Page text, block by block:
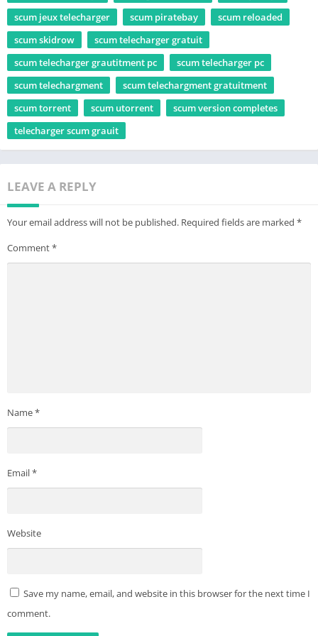
scum jeux telecharger
scum piratebay
scum reloaded
scum skidrow
scum telecharger gratuit
scum telecharger grautitment pc
scum telecharger pc
scum telechargment
scum telechargment gratuitment
scum torrent
scum utorrent
scum version completes
telecharger scum grauit
LEAVE A REPLY
Your email address will not be published. Required fields are marked *
Comment*
Name*
Email*
Website
Save my name, email, and website in this browser for the next time I
comment.